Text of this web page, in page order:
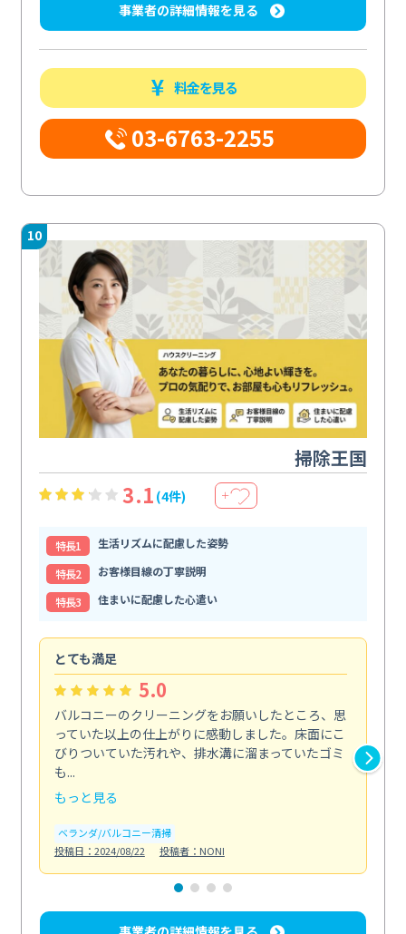
事業者の詳細情報を見る
料金を見る
03-6763-2255
10
掃除王国
3.1 (4件) ＋
特⻑1
生活リズムに配慮した姿勢
特⻑2
お客様目線の丁寧説明
特⻑3
住まいに配慮した心遣い
とても満足
5.0
バルコニーのクリーニングをお願いしたところ、思
っていた以上の仕上がりに感動しました。床面にこ
びりついていた汚れや、排水溝に溜まっていたゴミ
も...
もっと見る
ベランダ/バルコニー清掃
投稿日：2024/08/22
投稿者：NONI